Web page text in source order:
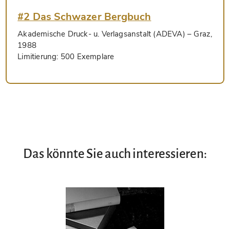
#2 Das Schwazer Bergbuch
Akademische Druck- u. Verlagsanstalt (ADEVA) – Graz,
1988
Limitierung: 500 Exemplare
Das könnte Sie auch interessieren: